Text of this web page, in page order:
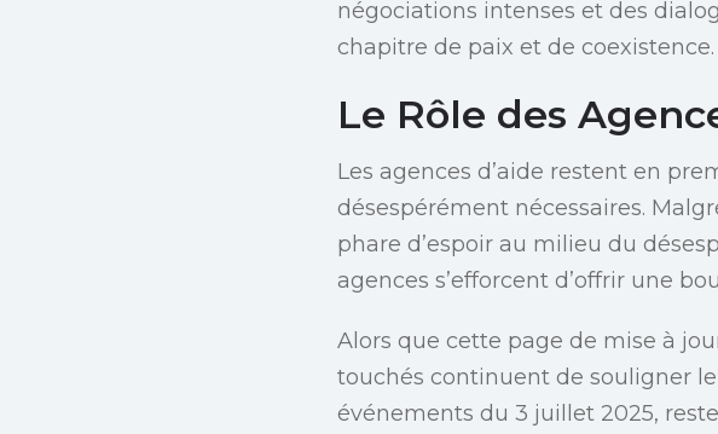
négociations intenses et des
chapitre de paix et de coexistence.
Le Rôle des
Les agences d’aide restent en
désespérément nécessaires.
phare d’espoir au milieu du
agences s’efforcent d’offrir une
Alors que cette page de mise à
touchés continuent de souligner
événements du 3 juillet 2025,